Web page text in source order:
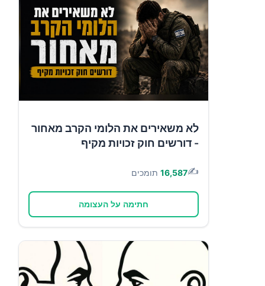
לא משאירים את הלומי הקרב מאחור
- דורשים חוק זכויות מקיף
✍️
16,587 תומכים
חתימה על העצומה